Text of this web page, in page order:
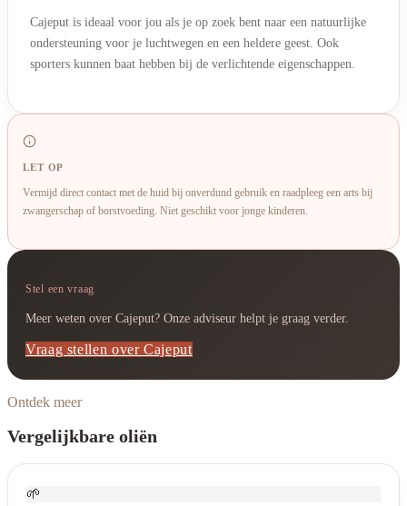
Cajeput is ideaal voor jou als je op zoek bent naar een natuurlijke
ondersteuning voor je luchtwegen en een heldere geest. Ook
sporters kunnen baat hebben bij de verlichtende eigenschappen.
LET OP
Vermijd direct contact met de huid bij onverdund gebruik en raadpleeg een arts bij
zwangerschap of borstvoeding. Niet geschikt voor jonge kinderen.
Stel een vraag
Meer weten over Cajeput? Onze adviseur helpt je graag verder.
Vraag stellen over Cajeput
Ontdek meer
Vergelijkbare oliën
🌱